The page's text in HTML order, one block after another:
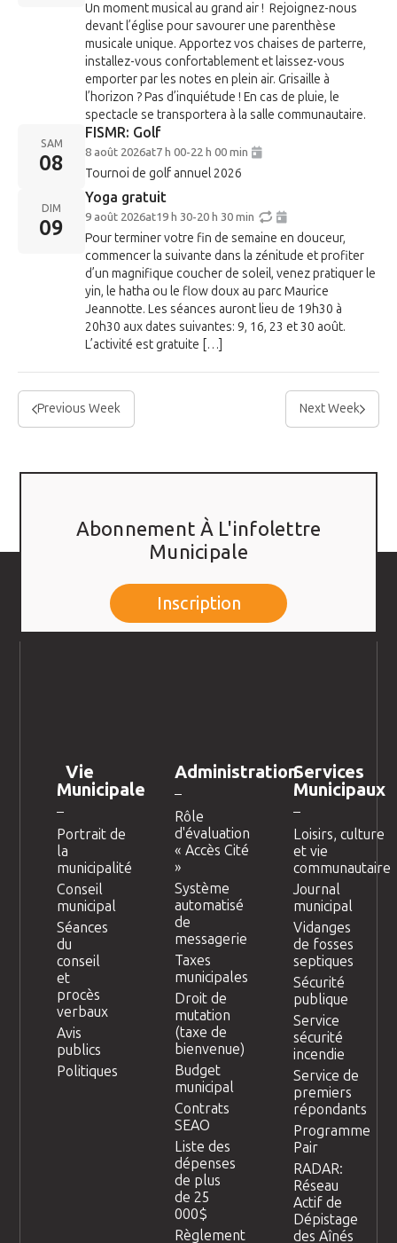
Un moment musical au grand air ! Rejoignez-nous
devant l’église pour savourer une parenthèse
musicale unique. Apportez vos chaises de parterre,
installez-vous confortablement et laissez-vous
emporter par les notes en plein air. Grisaille à
l’horizon ? Pas d’inquiétude ! En cas de pluie, le
spectacle se transportera à la salle communautaire.
SAM
08
FISMR: Golf
8 août 2026at7 h 00-22 h 00 min
Tournoi de golf annuel 2026
DIM
09
Yoga gratuit
9 août 2026at19 h 30-20 h 30 min
Pour terminer votre fin de semaine en douceur,
commencer la suivante dans la zénitude et profiter
d’un magnifique coucher de soleil, venez pratiquer le
yin, le hatha ou le flow doux au parc Maurice
Jeannotte. Les séances auront lieu de 19h30 à
20h30 aux dates suivantes: 9, 16, 23 et 30 août.
L’activité est gratuite […]
Previous Week Next Week
Abonnement À L'infolettre
Municipale
Inscription
Vie
Municipale
Portrait de
la
municipalité
Conseil
municipal
Séances
du
conseil
et
procès
verbaux
Avis
publics
Politiques
Administration
Rôle
d'évaluation
« Accès Cité
»
Système
automatisé
de
messagerie
Taxes
municipales
Droit de
mutation
(taxe de
bienvenue)
Budget
municipal
Contrats
SEAO
Liste des
dépenses
de plus
de 25
000$
Règlement
Services
Municipaux
Loisirs, culture
et vie
communautaire
Journal
municipal
Vidanges
de fosses
septiques
Sécurité
publique
Service
sécurité
incendie
Service de
premiers
répondants
Programme
Pair
RADAR:
Réseau
Actif de
Dépistage
des Aînés